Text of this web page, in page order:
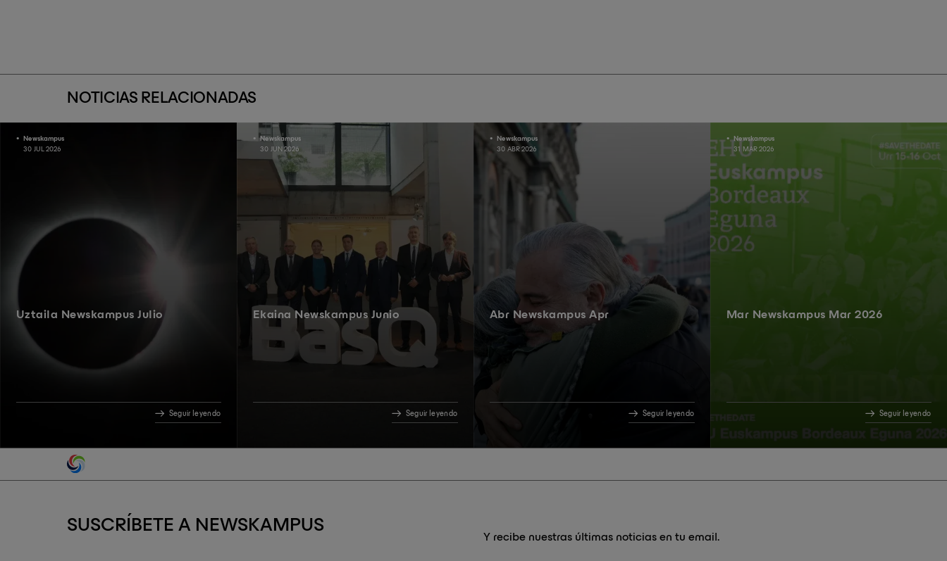
NOTICIAS RELACIONADAS
Newskampus
30 JUL 2026
Uztaila Newskampus Julio
Seguir leyendo
Newskampus
30 JUN 2026
Ekaina Newskampus Junio
Seguir leyendo
Newskampus
30 ABR 2026
Abr Newskampus Apr
Seguir leyendo
Newskampus
31 MAR 2026
Mar Newskampus Mar 2026
Seguir leyendo
SUSCRÍBETE A NEWSKAMPUS
Y recibe nuestras últimas noticias en tu email.